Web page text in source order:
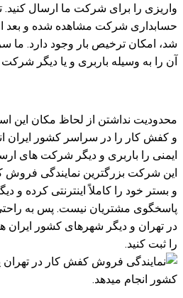
واریزی را برای شرکت ما ارسال
حسابداری شرکت مشاهده شده و بعد از
شد، امکان ترخیص بار وجود دارد. ما
آن را به وسیله باربری و یا دیگر شرکت‌
محدودیت نداشتن از لحاظ مکان
و کفش کار را در سراسر کشور ایران
ایمنی را باربری و دیگر شرکت‌ های
این شرکت بزرگترین نمایندگی فروش
و بستر خود را کاملاً اینترنتی کرده
پاسخگوی مشتریان نیست. پس به راحتی
در تهران و دیگر شهرهای کشور
را ثبت کنید.